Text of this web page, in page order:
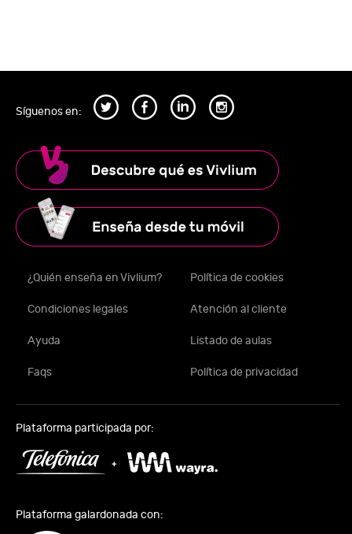
Síguenos en:
¿Quién enseña en Vivlium? Política de cookies
Condiciones legales Atención al cliente
Ayuda Listado de aulas
Faqs Política de privacidad
Plataforma participada por:
Plataforma galardonada con: